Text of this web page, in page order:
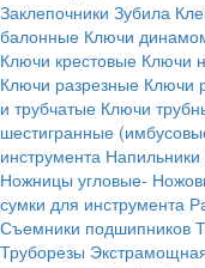
Заклепочники Зубила
балонные Ключи
Ключи крестовые Ключи
Ключи разрезные Ключи
и трубчатые Ключи
шестигранные
инструмента
Ножницы угловые-
сумки для инструмента
Съемники подшипников
Труборезы